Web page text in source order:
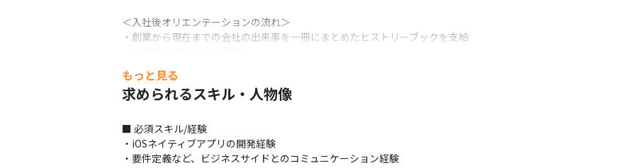
＜入社後オリエンテーションの流れ＞
・創業から現在までの会社の出来事を一冊にまとめたヒストリーブックを支給
・会社の仕組みを知る人事オリエンテーション
・配属先のマネージャーと先輩リードエンジニアがOJTを担当します
・スキルを考慮した業務からお任せします
＜1日のスケジュール例＞
もっと見る
求められるスキル・人物像
■ 必須スキル/経験
・iOSネイティブアプリの開発経験
・要件定義など、ビジネスサイドとのコミュニケーション経験